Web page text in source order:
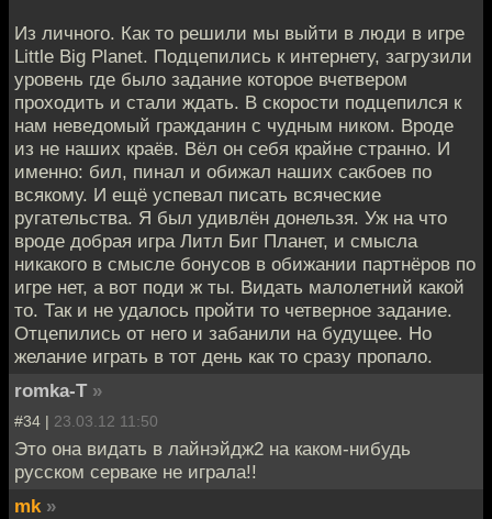
Из личного. Как то решили мы выйти в люди в игре
Little Big Planet. Подцепились к интернету, загрузили
уровень где было задание которое вчетвером
проходить и стали ждать. В скорости подцепился к
нам неведомый гражданин с чудным ником. Вроде
из не наших краёв. Вёл он себя крайне странно. И
именно: бил, пинал и обижал наших сакбоев по
всякому. И ещё успевал писать всяческие
ругательства. Я был удивлён донельзя. Уж на что
вроде добрая игра Литл Биг Планет, и смысла
никакого в смысле бонусов в обижании партнёров по
игре нет, а вот поди ж ты. Видать малолетний какой
то. Так и не удалось пройти то четверное задание.
Отцепились от него и забанили на будущее. Но
желание играть в тот день как то сразу пропало.
romka-T »
#34 | 23.03.12 11:50
Это она видать в лайнэйдж2 на каком-нибудь
русском серваке не играла!!
mk »